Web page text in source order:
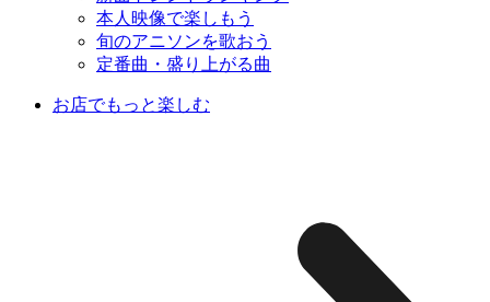
本人映像で楽しもう
旬のアニソンを歌おう
定番曲・盛り上がる曲
お店でもっと楽しむ